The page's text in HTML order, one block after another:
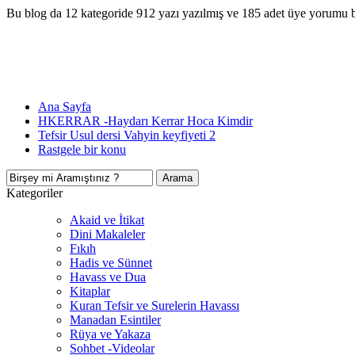
Bu blog da 12 kategoride 912 yazı yazılmış ve 185 adet üye yorumu
Ana Sayfa
HKERRAR -Haydarı Kerrar Hoca Kimdir
Tefsir Usul dersi Vahyin keyfiyeti 2
Rastgele bir konu
Kategoriler
Akaid ve İtikat
Dini Makaleler
Fıkıh
Hadis ve Sünnet
Havass ve Dua
Kitaplar
Kuran Tefsir ve Surelerin Havassı
Manadan Esintiler
Rüya ve Yakaza
Sohbet -Videolar